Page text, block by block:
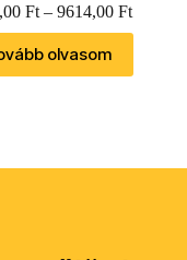
Ft – 9614,00 Ft
olvasom